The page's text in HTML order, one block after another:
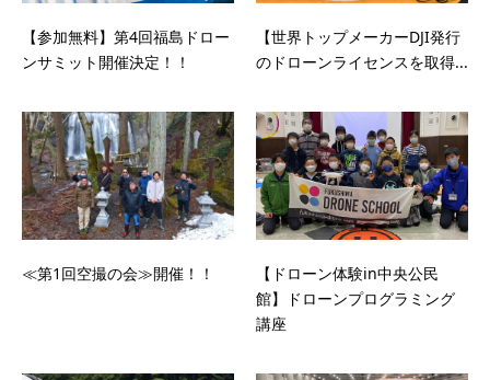
【参加無料】第4回福島ドロー
ンサミット開催決定！！
【世界トップメーカーDJI発行
のドローンライセンスを取得...
≪第1回空撮の会≫開催！！
【ドローン体験in中央公民
館】ドローンプログラミング
講座